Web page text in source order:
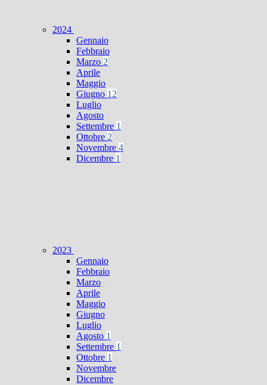
2024
Gennaio
Febbraio
Marzo 2
Aprile
Maggio
Giugno 12
Luglio
Agosto
Settembre 1
Ottobre 2
Novembre 4
Dicembre 1
2023
Gennaio
Febbraio
Marzo
Aprile
Maggio
Giugno
Luglio
Agosto 1
Settembre 1
Ottobre 1
Novembre
Dicembre